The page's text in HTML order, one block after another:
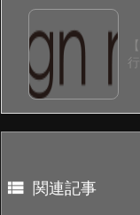
行
 関連記事